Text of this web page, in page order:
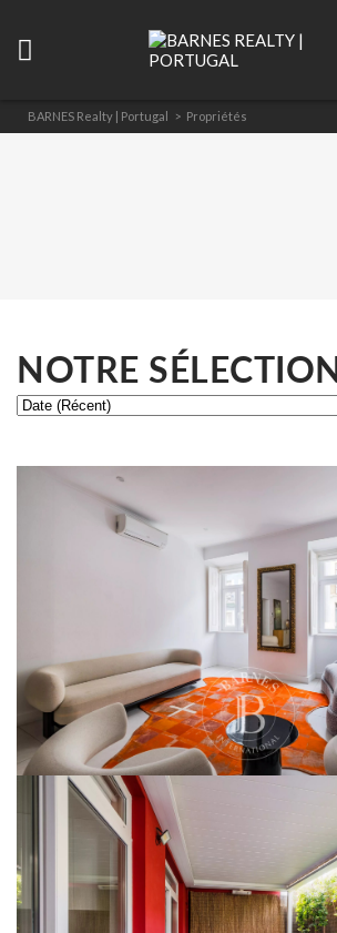
BARNES Realty | Portugal > Propriétés
NOTRE SÉLECTION